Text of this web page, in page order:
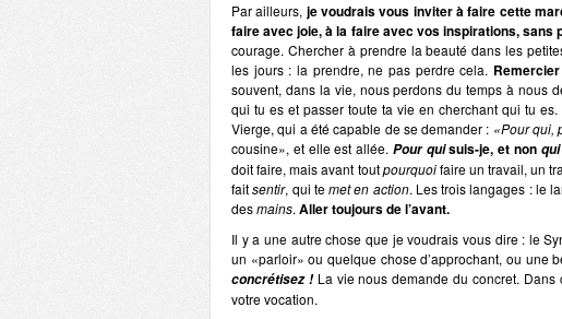
Par ailleurs, je voudrais vous inviter à faire cette
faire avec joie, à la faire avec vos inspirations, sans
courage. Chercher à prendre la beauté dans les
les jours : la prendre, ne pas perdre cela.
souvent, dans la vie, nous perdons du temps à nous
qui tu es et passer toute ta vie en cherchant qui tu
Vierge, qui a été capable de se demander : «Pour qui,
cousine», et elle est allée. Pour quisuis-je, et non qui
doit faire, mais avant toutpourquoifaire un travail, un
faitsentir, qui temet en action. Les trois langages : le
desmains. Aller toujours de l’avant.
Il y a une autre chose que je voudrais vous dire : le
un «parloir» ou quelque chose d’approchant, ou une
concrétisez !La vie nous demande du concret. Dans
votre vocation.